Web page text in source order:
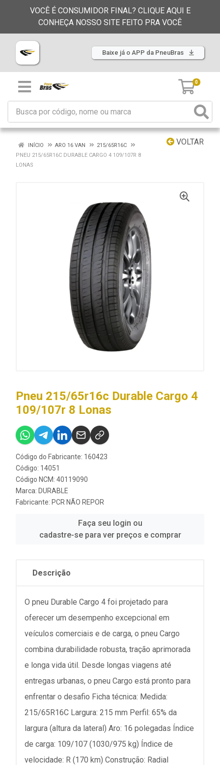
VOCÊ É CONSUMIDOR FINAL? CLIQUE AQUI E
CONHEÇA NOSSO SITE FEITO PRA VOCÊ
Baixe já o APP da PneuBras
0
VOLTAR
INÍCIO ARO 16 VAN
215/65R16C
PNEU 215/65R16C DURABLE CARGO 4 109/107R 8
LONAS
Pneu 215/65r16c Durable Cargo 4
109/107r 8 Lonas
Código do Fabricante: 160423
Código: 14051
Código NCM: 40119090
Marca: DURABLE
Fabricante: PCR NÃO REPOR
Faça seu login ou
cadastre-se para ver preços e comprar
Descrição
O pneu Durable Cargo 4 foi projetado para
oferecer um desempenho excepcional em
veículos comerciais e de carga, o pneu Cargo
combina durabilidade robusta, tração aprimorada
e longa vida útil. Desde longas viagens até
entregas urbanas, o pneu Cargo está pronto para
enfrentar o desafio Ficha técnica: Medida:
215/65R16C Largura: 215 mm Perfil: 65% da
largura (altura da lateral) Aro: 16 polegadas Índice
de carga: 109/107 (1030/975 kg) Índice de
velocidade: R (170 km) Construção: Radial